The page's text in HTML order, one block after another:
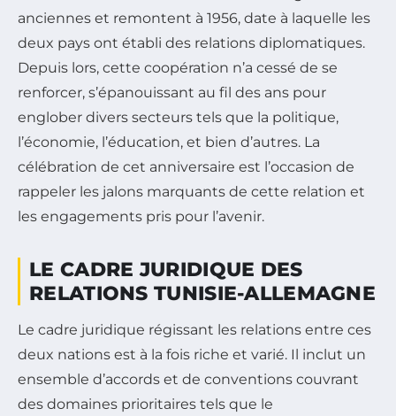
anciennes et remontent à 1956, date à laquelle les
deux pays ont établi des relations diplomatiques.
Depuis lors, cette coopération n’a cessé de se
renforcer, s’épanouissant au fil des ans pour
englober divers secteurs tels que la politique,
l’économie, l’éducation, et bien d’autres. La
célébration de cet anniversaire est l’occasion de
rappeler les jalons marquants de cette relation et
les engagements pris pour l’avenir.
LE CADRE JURIDIQUE DES
RELATIONS TUNISIE-ALLEMAGNE
Le cadre juridique régissant les relations entre ces
deux nations est à la fois riche et varié. Il inclut un
ensemble d’accords et de conventions couvrant
des domaines prioritaires tels que le